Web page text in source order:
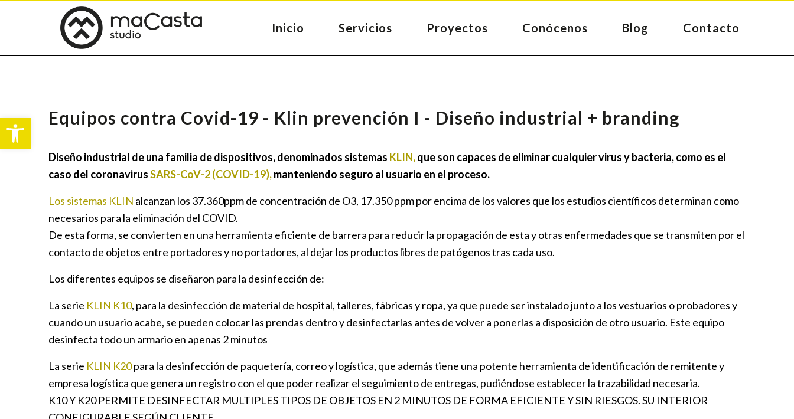
Abrir barra de herramientas
Inicio Servicios Proyectos Conócenos Blog Contacto
Equipos contra Covid-19 - Klin prevención I - Diseño industrial + branding
Diseño industrial de una familia de dispositivos, denominados sistemas KLIN,que son capaces de eliminar cualquier virus y bacteria, como es el
caso del coronavirusSARS-CoV-2 (COVID-19),manteniendo seguro al usuario en el proceso.
Los sistemas KLIN alcanzan los 37.360ppm de concentración de O3, 17.350 ppm por encima de los valores que los estudios científicos determinan como
necesarios para la eliminación del COVID.
De esta forma, se convierten en una herramienta eficiente de barrera para reducir la propagación de esta y otras enfermedades que se transmiten por el
contacto de objetos entre portadores y no portadores, al dejar los productos libres de patógenos tras cada uso.
Los diferentes equipos se diseñaron para la desinfección de:
La serie KLIN K10, para la desinfección de material de hospital, talleres, fábricas y ropa, ya que puede ser instalado junto a los vestuarios o probadores y
cuando un usuario acabe, se pueden colocar las prendas dentro y desinfectarlas antes de volver a ponerlas a disposición de otro usuario. Este equipo
desinfecta todo un armario en apenas 2 minutos
La serie KLIN K20para la desinfección de paquetería, correo y logística, que además tiene una potente herramienta de identificación de remitente y
empresa logística que genera un registro con el que poder realizar el seguimiento de entregas, pudiéndose establecer la trazabilidad necesaria.
K10 Y K20 PERMITE DESINFECTAR MULTIPLES TIPOS DE OBJETOS EN 2 MINUTOS DE FORMA EFICIENTE Y SIN RIESGOS. SU INTERIOR